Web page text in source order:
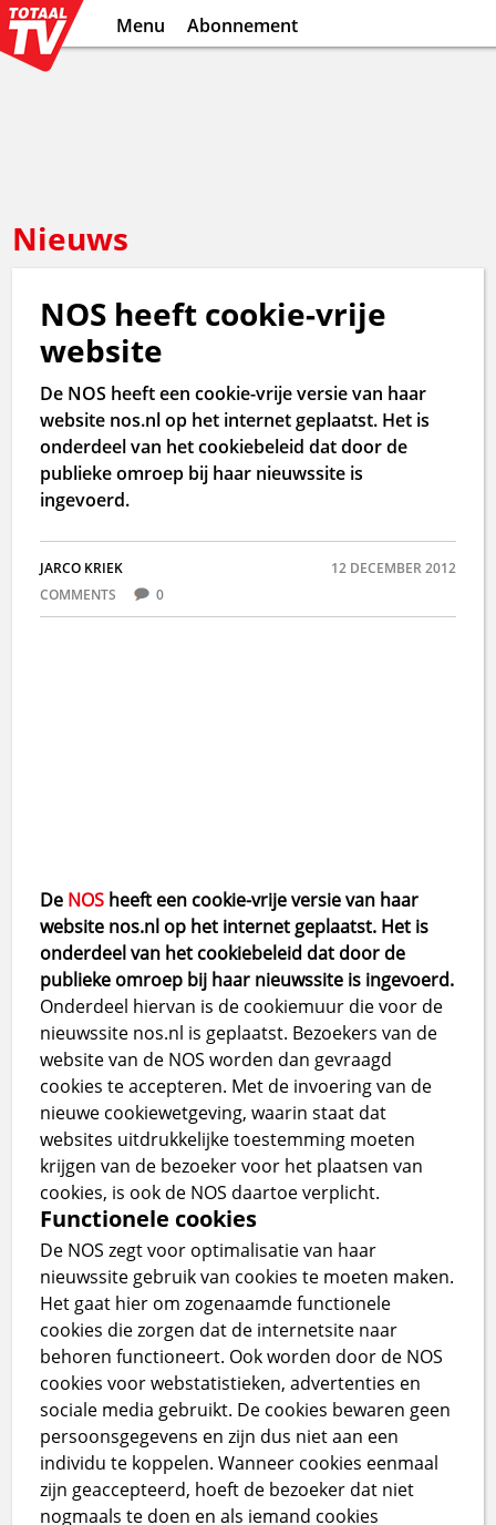
Menu Abonnement
Nieuws
NOS heeft cookie-vrije
website
De NOS heeft een cookie-vrije versie van haar
website nos.nl op het internet geplaatst. Het is
onderdeel van het cookiebeleid dat door de
publieke omroep bij haar nieuwssite is
ingevoerd.
JARCO KRIEK
12 DECEMBER 2012
COMMENTS
0
De NOS heeft een cookie-vrije versie van haar
website nos.nl op het internet geplaatst. Het is
onderdeel van het cookiebeleid dat door de
publieke omroep bij haar nieuwssite is ingevoerd.
Onderdeel hiervan is de cookiemuur die voor de
nieuwssite nos.nl is geplaatst. Bezoekers van de
website van de NOS worden dan gevraagd
cookies te accepteren. Met de invoering van de
nieuwe cookiewetgeving, waarin staat dat
websites uitdrukkelijke toestemming moeten
krijgen van de bezoeker voor het plaatsen van
cookies, is ook de NOS daartoe verplicht.
Functionele cookies
De NOS zegt voor optimalisatie van haar
nieuwssite gebruik van cookies te moeten maken.
Het gaat hier om zogenaamde functionele
cookies die zorgen dat de internetsite naar
behoren functioneert. Ook worden door de NOS
cookies voor webstatistieken, advertenties en
sociale media gebruikt. De cookies bewaren geen
persoonsgegevens en zijn dus niet aan een
individu te koppelen. Wanneer cookies eenmaal
zijn geaccepteerd, hoeft de bezoeker dat niet
nogmaals te doen en als iemand cookies